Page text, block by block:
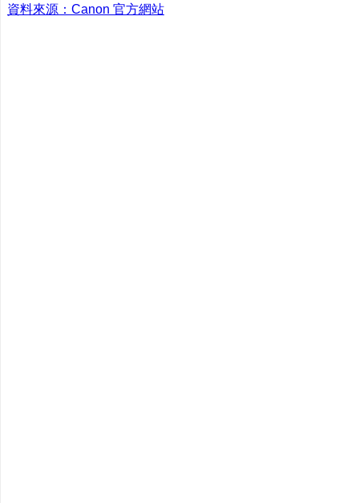
資料來源：Canon 官方網站